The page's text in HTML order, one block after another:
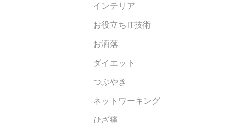
インテリア
お役立ちIT技術
お洒落
ダイエット
つぶやき
ネットワーキング
ひざ痛